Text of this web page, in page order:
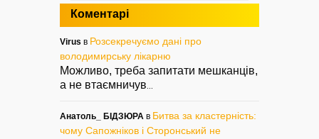
Коментарі
Virus в Розсекречуємо дані про
володимирську лікарню
Можливо, треба запитати мешканців,
а не втаємничув
Анатоль_ БІДЗЮРА в Битва за кластерність:
чому Сапожніков і Сторонський не